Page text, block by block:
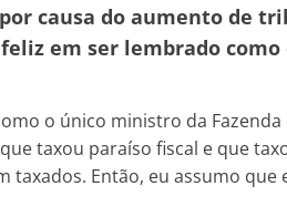
causa do aumento de
em ser lembrado
o único ministro da
taxou paraíso fiscal e que
taxados. Então, eu assumo